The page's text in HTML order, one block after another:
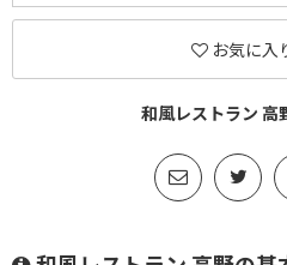
お気に入
和風レストラン 高